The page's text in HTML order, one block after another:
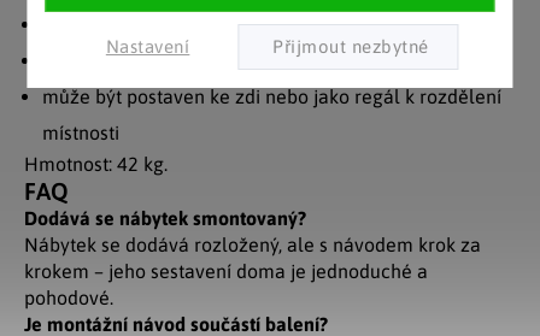
Nastavení
21 polic, z nichž 17 je výškově nastavitelných
povrch se strukturou dřeva
může být postaven ke zdi nebo jako regál k rozdělení
místnosti
Hmotnost: 42 kg.
FAQ
Dodává se nábytek smontovaný?
Nábytek se dodává rozložený, ale s návodem krok za
krokem – jeho sestavení doma je jednoduché a
pohodové.
Je montážní návod součástí balení?